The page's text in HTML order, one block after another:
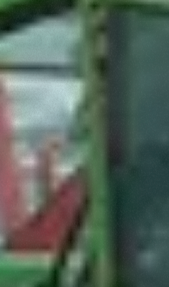
Consenso
Questo sito web utilizza i cookie
“Questo sito web utilizza i cookie Il
fine di fornire annunci pubblicitari e
il banner verrà chiuso e non
fuori di quelli tecnici. Cliccando su
o terza parte presenti sul sito, i quali
momento consultabili, con la
consenso prestato per ogni singolo